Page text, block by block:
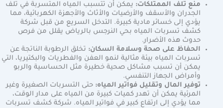
منع تلف الممتلكات: يمكن أن تتسبب المياه المتسربة في تلف
الجدران والأسقف والأرضيات والأثاث والأجهزة الكهربائية، مما
يؤدي إلى خسائر مادية كبيرة. التدخل السريع من قبل شركة
كشف تسربات المياه بحي النرجس بالرياض يقلل من فرص
حدوث هذه الأضرار.
الحفاظ على صحة وسلامة السكان: تخلق الرطوبة الناتجة عن
تسربات المياه بيئة مثالية لنمو العفن والفطريات والبكتيريا، التي
يمكن أن تسبب مشاكل صحية خطيرة مثل الحساسية والربو
وأمراض الجهاز التنفسي.
توفير المال وتقليل فواتير المياه: حتى التسربات الصغيرة وغير
المرئية يمكن أن تهدر كميات كبيرة من المياه على مدار الوقت،
مما يؤدي إلى ارتفاع كبير في فواتير المياه. شركة كشف تسربات